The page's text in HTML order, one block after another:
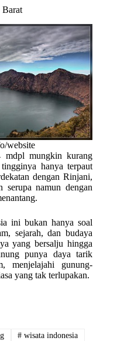
Barat
website
mdpl mungkin kurang
hanya terpaut
dengan Rinjani,
serupa namun dengan
ini bukan hanya soal
sejarah, dan budaya
yang bersalju hingga
punya daya tarik
menjelajahi gunung-
yang tak terlupakan.
# wisata indonesia